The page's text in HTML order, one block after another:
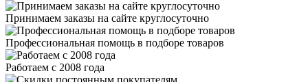
Принимаем заказы на сайте круглосуточно
Профессиональная помощь в подборе товаров
Работаем с 2008 года